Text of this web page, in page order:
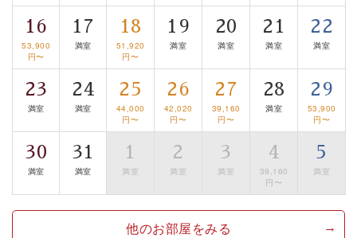
案内します。事前ご予約制ですので、ご利用ご希望の方
は【3日前まで】にお電話ください。
※交通規制などにより運行できない日がございます
※年末年始及び御柱祭前後は運行しておりません
以上がプラン内容です。
上諏訪温泉“しんゆ”なら諏訪大社など歴史ある諏訪の街
で心癒されます。 清らかな源泉、自然の恵みあるお食
事、諏訪湖に包まれるお部屋、 大人のたしなみを感じて
いただける、美しく癒される宿で贅沢に幸せのときを安
心してお過ごしください。
16
53,900
円〜
17
満室
18
51,920
円〜
19
満室
20
満室
21
満室
22
満室
23
満室
24
満室
25
44,000
円〜
26
42,020
円〜
27
39,160
円〜
28
満室
29
53,900
円〜
30
満室
31
満室
1
満室
2
満室
3
満室
4
39,160
円〜
5
満室
他のお部屋をみる